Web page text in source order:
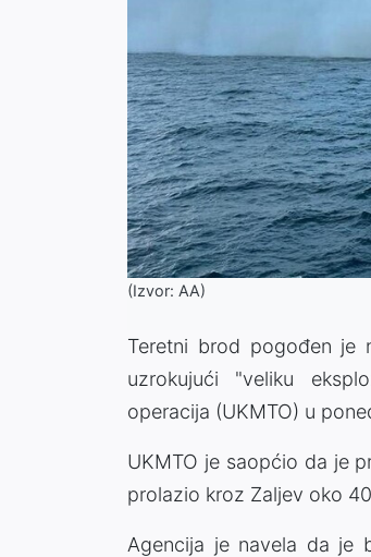
(Izvor: AA)
Teretni brod pogođen je
uzrokujući "veliku
operacija (UKMTO) u
UKMTO je saopćio da je
prolazio kroz Zaljev oko
Agencija je navela da je